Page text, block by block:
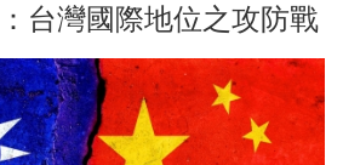
台灣國際地位之攻防戰